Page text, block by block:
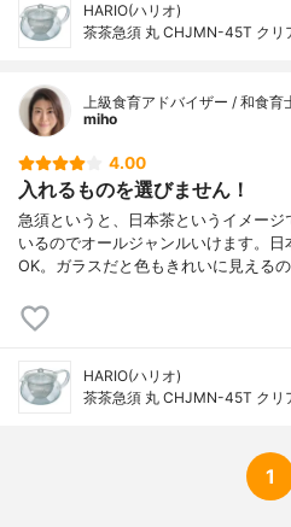
HARIO(ハリオ)
茶茶急須 丸 CHJMN-45T クリ
上級食育アドバイザー / 和食育
miho
4.00
入れるものを選びません！
急須というと、日本茶というイメー
いるのでオールジャンルいけます。
OK。ガラスだと色もきれいに見える
HARIO(ハリオ)
茶茶急須 丸 CHJMN-45T クリ
1